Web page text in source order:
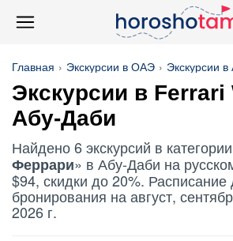
Главная Экскурсии в ОАЭ Экскурсии
Экскурсии в Ferrari
Абу-Даби
Найдено 6 экскурсий в
Феррари» в Абу-Даби на
$94, скидки до 20%. Расписание
бронирования на август,
2026 г.